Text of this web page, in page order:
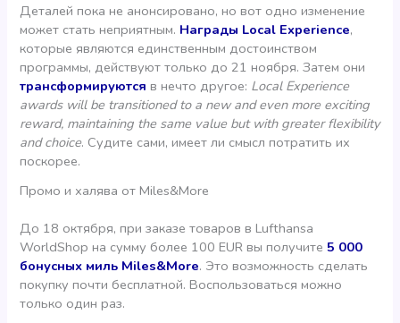
Деталей пока не анонсировано, но вот одно изменение
может стать неприятным. Награды Local Experience,
которые являются единственным достоинством
программы, действуют только до 21 ноября. Затем они
трансформируются в нечто другое: Local Experience
awards will be transitioned to a new and even more exciting
reward, maintaining the same value but with greater flexibility
and choice. Судите сами, имеет ли смысл потратить их
поскорее.
Промо и халява от Miles&More
До 18 октября, при заказе товаров в Lufthansa
WorldShop на сумму более 100 EUR вы получите5 000
бонусных миль Miles&More. Это возможность сделать
покупку почти бесплатной. Воспользоваться можно
только один раз.